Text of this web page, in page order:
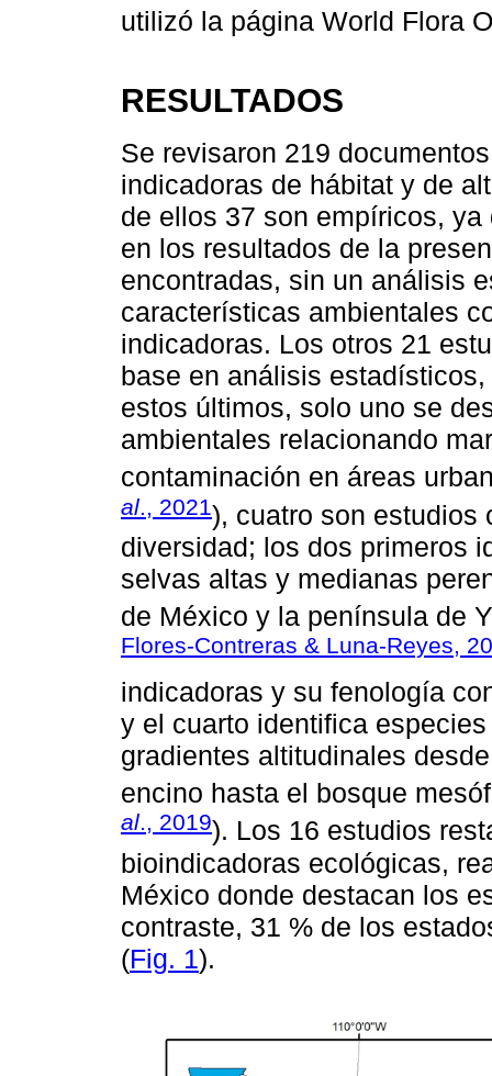
utilizó la página World Flora
RESULTADOS
Se revisaron 219
indicadoras de hábitat y de
de ellos 37 son empíricos,
en los resultados de la
encontradas, sin un análisis
características ambientales
indicadoras. Los otros 21
base en análisis
estos últimos, solo uno se
ambientales relacionando
contaminación en áreas
al ., 2021), cuatro son estudios
diversidad; los dos primeros
selvas altas y medianas
de México y la península de
Flores-Contreras & Luna-Reyes,
indicadoras y su fenología
y el cuarto identifica
gradientes altitudinales
encino hasta el bosque
al., 2019). Los 16 estudios
bioindicadoras ecológicas,
México donde destacan los
contraste, 31 % de los
(Fig. 1).